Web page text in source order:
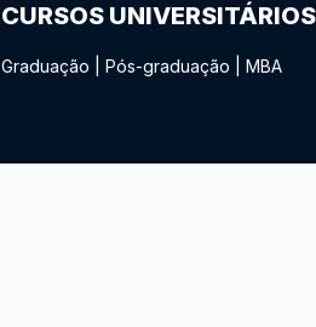
CURSOS
Graduação Pós-graduação MBA